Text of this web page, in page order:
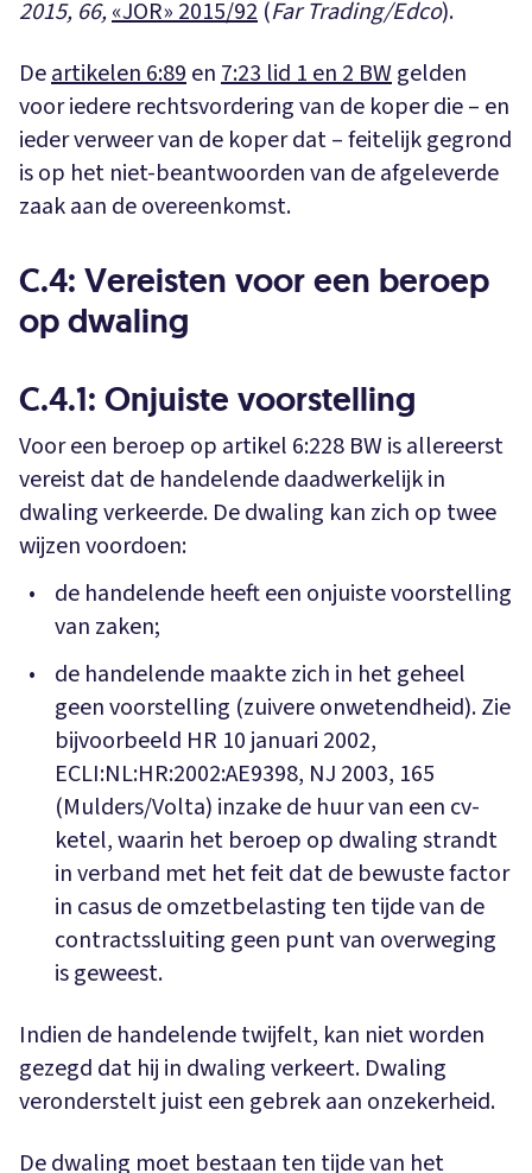
2015, 66,«JOR» 2015/92 (Far Trading/Edco).
Deartikelen 6:89en7:23 lid 1 en 2 BWgelden
voor iedere rechtsvordering van de koper die – en
ieder verweer van de koper dat – feitelijk gegrond
is op het niet-beantwoorden van de afgeleverde
zaak aan de overeenkomst.
C.4: Vereisten voor een beroep
op dwaling
C.4.1: Onjuiste voorstelling
Voor een beroep op artikel 6:228 BW is allereerst
vereist dat de handelende daadwerkelijk in
dwaling verkeerde. De dwaling kan zich op twee
wijzen voordoen:
de handelende heeft een onjuiste voorstelling
van zaken;
de handelende maakte zich in het geheel
geen voorstelling (zuivere onwetendheid). Zie
bijvoorbeeld HR 10 januari 2002,
ECLI:NL:HR:2002:AE9398, NJ 2003, 165
(Mulders/Volta) inzake de huur van een cv-
ketel, waarin het beroep op dwaling strandt
in verband met het feit dat de bewuste factor
in casus de omzetbelasting ten tijde van de
contractssluiting geen punt van overweging
is geweest.
Indien de handelende twijfelt, kan niet worden
gezegd dat hij in dwaling verkeert. Dwaling
veronderstelt juist een gebrek aan onzekerheid.
De dwaling moet bestaan ten tijde van het